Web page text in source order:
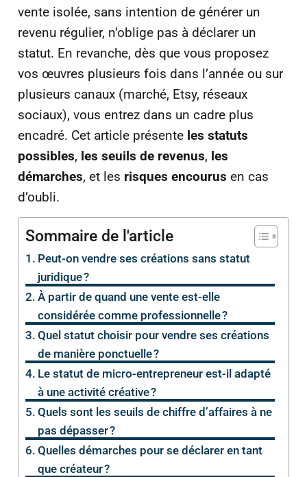
vente isolée, sans intention de générer un
revenu régulier, n’oblige pas à déclarer un
statut. En revanche, dès que vous proposez
vos œuvres plusieurs fois dans l’année ou sur
plusieurs canaux (marché, Etsy, réseaux
sociaux), vous entrez dans un cadre plus
encadré. Cet article présente les statuts
possibles, les seuils de revenus, les
démarches, et les risques encourus en cas
d’oubli.
Sommaire de l'article
Peut-on vendre ses créations sans statut
juridique ?
À partir de quand une vente est-elle
considérée comme professionnelle ?
Quel statut choisir pour vendre ses créations
de manière ponctuelle ?
Le statut de micro-entrepreneur est-il adapté
à une activité créative ?
Quels sont les seuils de chiffre d’affaires à ne
pas dépasser ?
Quelles démarches pour se déclarer en tant
que créateur ?